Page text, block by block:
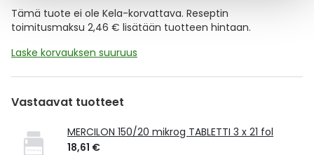
Tämä tuote ei ole Kela-korvattava. Reseptin
toimitusmaksu 2,46 € lisätään tuotteen hintaan.
Laske korvauksen suuruus
Vastaavat tuotteet
MERCILON 150/20 mikrog TABLETTI 3 x 21 fol
18,61 €